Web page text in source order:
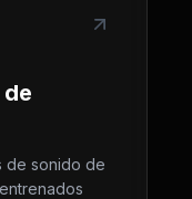
de sonido de